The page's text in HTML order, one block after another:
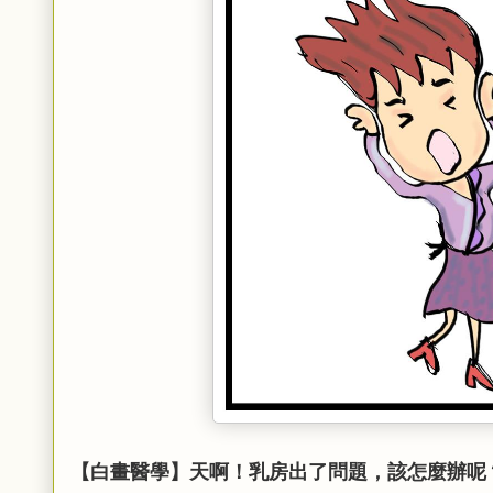
【白畫醫學】天啊！乳房出了問題，該怎麼辦呢